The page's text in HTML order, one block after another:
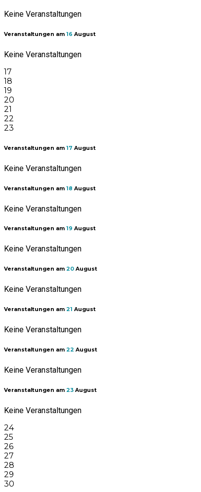
Keine Veranstaltungen
Veranstaltungen am 16 August
Keine Veranstaltungen
17
18
19
20
21
22
23
Veranstaltungen am 17 August
Keine Veranstaltungen
Veranstaltungen am 18 August
Keine Veranstaltungen
Veranstaltungen am 19 August
Keine Veranstaltungen
Veranstaltungen am 20 August
Keine Veranstaltungen
Veranstaltungen am 21 August
Keine Veranstaltungen
Veranstaltungen am 22 August
Keine Veranstaltungen
Veranstaltungen am 23 August
Keine Veranstaltungen
24
25
26
27
28
29
30